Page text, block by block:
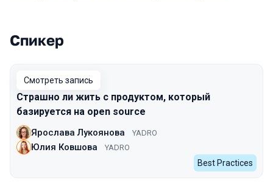
Выступления в сезоне 2023 Autumn
Спикер
Смотреть запись
Страшно ли жить с продуктом, который
базируется на open source
Ярослава Лукоянова YADRO
Юлия Ковшова YADRO
Best Practices